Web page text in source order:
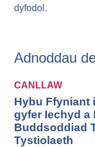
dyfodol.
Adnoddau
CANLLAW
Hybu Ffyniant
gyfer Iechyd a
Buddsoddiad
Tystiolaeth